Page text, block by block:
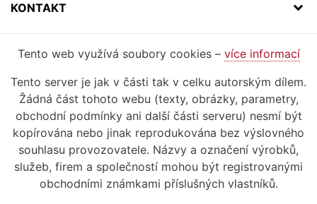
KONTAKT
Tento web využívá soubory cookies – více informací
Tento server je jak v části tak v celku autorským dílem.
Žádná část tohoto webu (texty, obrázky, parametry,
obchodní podmínky ani další části serveru) nesmí být
kopírována nebo jinak reprodukována bez výslovného
souhlasu provozovatele. Názvy a označení výrobků,
služeb, firem a společností mohou být registrovanými
obchodními známkami příslušných vlastníků.